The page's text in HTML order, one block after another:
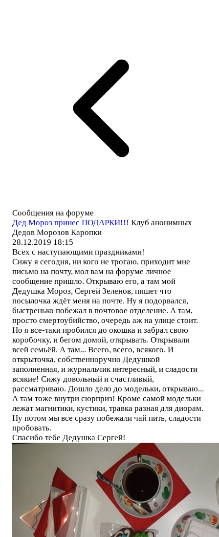
Сообщения на форуме
Дед Мороз принес ПОДАРКИ!!! Клуб анонимных
Дедов Морозов Каропки
28.12.2019 18:15
Всех с наступающими праздниками!
Сижу я сегодня, ни кого не трогаю, приходит мне
письмо на почту, мол вам на форуме личное
сообщение пришло. Открываю его, а там мой
Дедушка Мороз, Сергей Зеленов, пишет что
посылочка ждёт меня на почте. Ну я подорвался,
быстренько побежал в почтовое отделение. А там,
просто смертоубийство, очередь аж на улице стоит.
Но я все-таки пробился до окошка и забрал свою
коробочку, и бегом домой, открывать. Открывали
всей семьёй. А там... Всего, всего, всякого. И
открыточка, собственноручно Дедушкой
заполненная, и журнальчик интересный, и сладости
всякие! Сижу довольный и счастливый,
рассматриваю. Дошло дело до модельки, открываю...
А там тоже внутри сюрприз! Кроме самой модельки
лежат магнитики, кустики, травка разная для диорам.
Ну потом мы все сразу побежали чай пить, сладости
пробовать.
Спасибо тебе Дедушка Сергей!